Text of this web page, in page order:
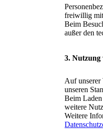
freiwillig
Beim
außer den
3. Nutzung
Auf unserer
unseren
Beim
weitere
Weitere